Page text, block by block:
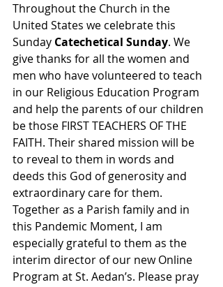
Throughout the Church in the
United States we celebrate this
Sunday Catechetical Sunday. We
give thanks for all the women and
men who have volunteered to teach
in our Religious Education Program
and help the parents of our children
be those FIRST TEACHERS OF THE
FAITH. Their shared mission will be
to reveal to them in words and
deeds this God of generosity and
extraordinary care for them.
Together as a Parish family and in
this Pandemic Moment, I am
especially grateful to them as the
interim director of our new Online
Program at St. Aedan’s. Please pray